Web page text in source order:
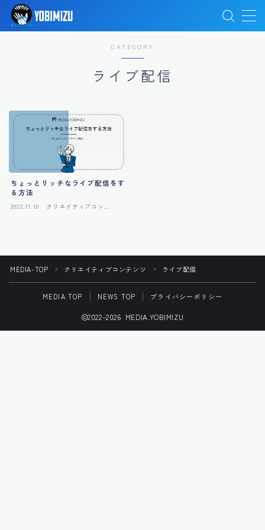
TOP
デザイン制作
CATEGORY
ライブ配信
ちょっとリッチなライブ配信をす
る方法
2022.11.10
クリエイティブコンテ
MEDIA-TOP ＞ クリエイティブコンテンツ ＞ ライブ配信
MEDIA TOP NEWS TOP プライバシーポリシー
2022–2026 MEDIA.YOBIMIZU